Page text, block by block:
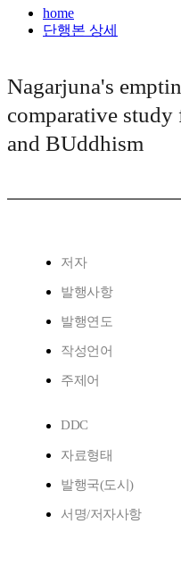
home
단행본 상세
Nagarjuna's
comparative
and BUddhism
저자
발행사항
발행연도
작성언어
주제어
DDC
자료형태
발행국(도시)
서명/저자사항